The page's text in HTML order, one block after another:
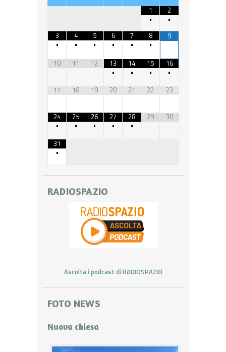
1
•
2
•
3
•
4
•
5
•
6
•
7
•
8
•
9
10 11 12
13
•
14
•
15
•
16
•
17
18 19 20 21 22 23
24
•
25
•
26
•
27
•
28
•
29 30
31
•
RADIOSPAZIO
Ascolta i podcast di RADIOSPAZIO
FOTO NEWS
Nuova chiesa